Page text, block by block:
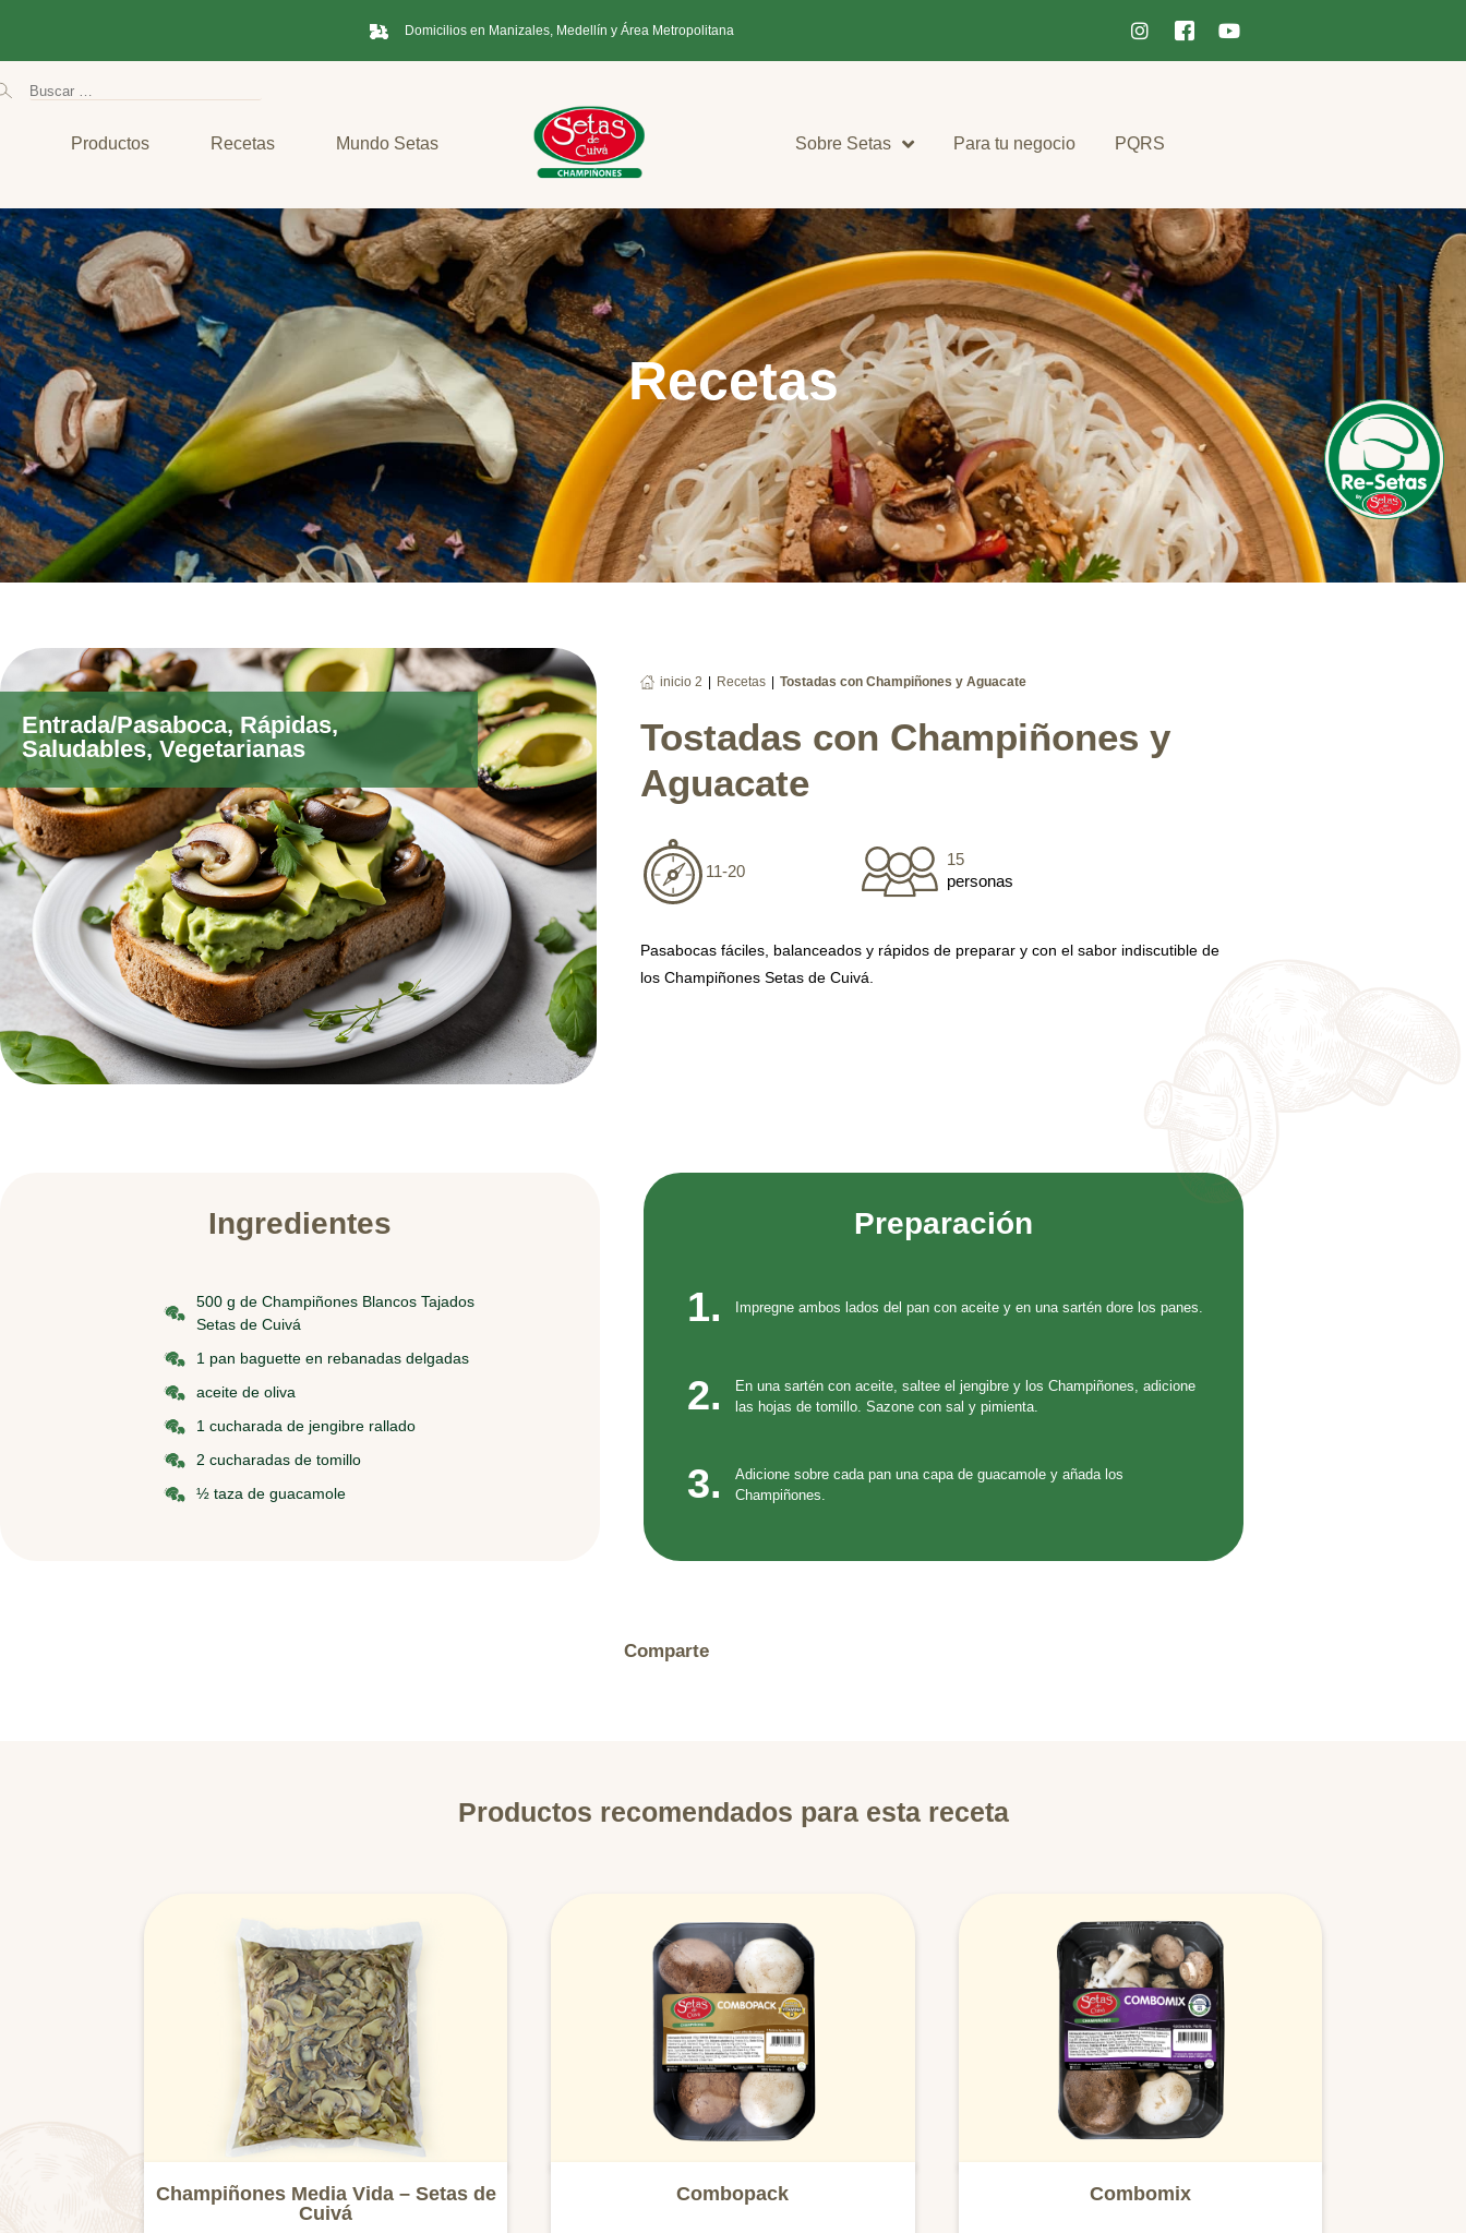
Domicilios en Manizales, Medellín y Área Metropolitana
Productos Recetas Mundo Setas Sobre Setas Para tu negocio PQRS
Recetas
Entrada/Pasaboca,Rápidas,
Saludables, Vegetarianas
inicio 2 Recetas Tostadas con Champiñones y Aguacate
Tostadas con Champiñones y
Aguacate
11-20
15
personas
Pasabocas fáciles, balanceados y rápidos de preparar y con el sabor indiscutible de
los Champiñones Setas de Cuivá.
Ingredientes
500 g de Champiñones Blancos Tajados
Setas de Cuivá
1 pan baguette en rebanadas delgadas
aceite de oliva
1 cucharada de jengibre rallado
2 cucharadas de tomillo
½ taza de guacamole
Preparación
1. Impregne ambos lados del pan con aceite y en una sartén dore los panes.
2.
En una sartén con aceite, saltee el jengibre y los Champiñones, adicione
las hojas de tomillo. Sazone con sal y pimienta.
3.
Adicione sobre cada pan una capa de guacamole y añada los
Champiñones.
Comparte
Productos recomendados para esta receta
Champiñones Media Vida – Setas de
Cuivá
Combopack Combomix